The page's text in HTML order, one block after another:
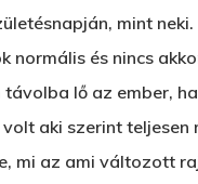
mint
és nincs
lő az ember,
aki szerint teljesen
mi az ami változott